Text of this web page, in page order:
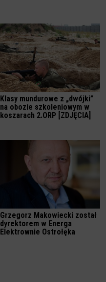
Klasy mundurowe z „dwójki”
na obozie szkoleniowym w
koszarach 2.ORP [ZDJĘCIA]
Grzegorz Makowiecki został
dyrektorem w Energa
Elektrownie Ostrołęka